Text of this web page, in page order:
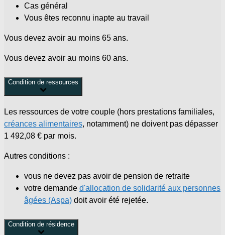
Cas général
Vous êtes reconnu inapte au travail
Vous devez avoir au moins 65 ans.
Vous devez avoir au moins 60 ans.
Condition de ressources
Les ressources de votre couple (hors prestations familiales,
créances alimentaires, notamment) ne doivent pas dépasser
1 492,08 € par mois.
Autres conditions :
vous ne devez pas avoir de pension de retraite
votre demande d'allocation de solidarité aux personnes
âgées (Aspa) doit avoir été rejetée.
Condition de résidence